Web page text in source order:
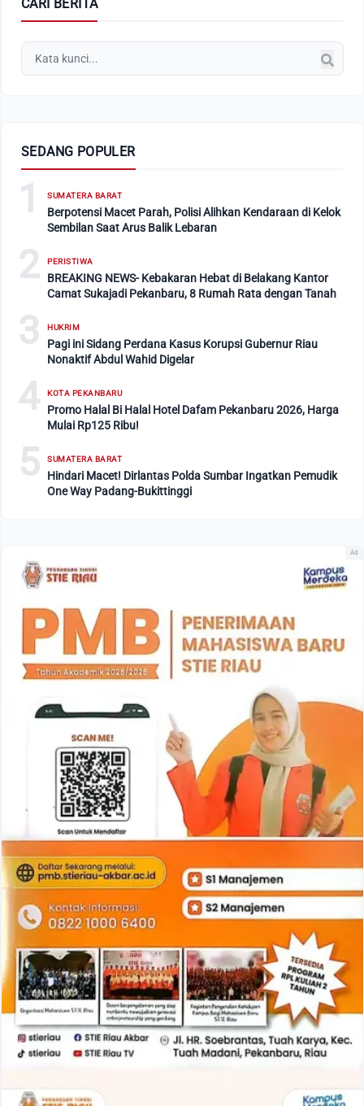
CARI BERITA
SEDANG POPULER
1 SUMATERA BARAT
Berpotensi Macet Parah, Polisi Alihkan Kendaraan di Kelok
Sembilan Saat Arus Balik Lebaran
2 PERISTIWA
BREAKING NEWS- Kebakaran Hebat di Belakang Kantor
Camat Sukajadi Pekanbaru, 8 Rumah Rata dengan Tanah
3 HUKRIM
Pagi ini Sidang Perdana Kasus Korupsi Gubernur Riau
Nonaktif Abdul Wahid Digelar
4 KOTA PEKANBARU
Promo Halal Bi Halal Hotel Dafam Pekanbaru 2026, Harga
Mulai Rp125 Ribu!
5 SUMATERA BARAT
Hindari Macet! Dirlantas Polda Sumbar Ingatkan Pemudik
One Way Padang-Bukittinggi
Ad